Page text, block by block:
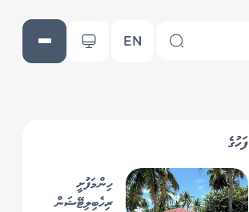
EN
ފަހުގެ
ހިންމަފުށީ
ރިހެބިލިޓޭޝަން